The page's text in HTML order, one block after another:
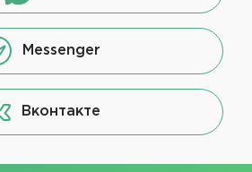
Messenger
Вконтакте